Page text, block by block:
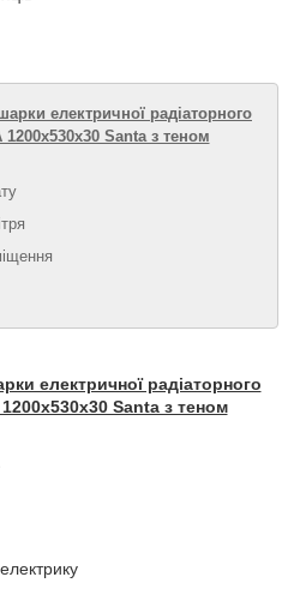
електричної радіаторного
Santa з теном
електричної радіаторного
Santa з теном